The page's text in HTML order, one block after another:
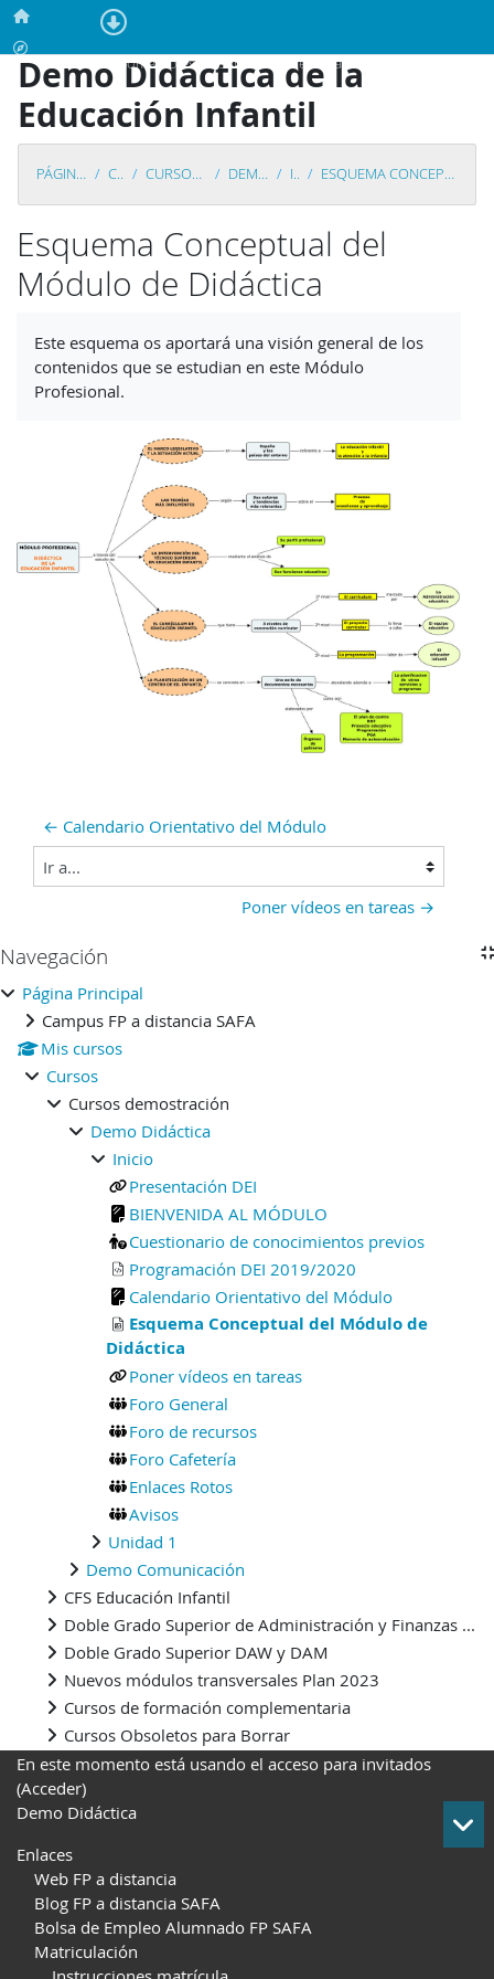
Salta al contenido principal
Página Principal
Calendario
En este momento está usando el acceso para invitados (
Demo Didáctica de la
Educación Infantil
PÁGINA PRINCIPAL CURSOS CURSOS DEMOSTRACIÓN DEMO DIDÁCTICA INICIO ESQUEMA CONCEPTUAL DEL MÓDULO DE DIDÁCTICA
Esquema Conceptual del
Módulo de Didáctica
Este esquema os aportará una visión general de los
contenidos que se estudian en este Módulo
Profesional.
← Calendario Orientativo del Módulo
Ir a...
Poner vídeos en tareas →
Bloques
Salta Navegación
Navegación
Página Principal
Campus FP a distancia SAFA
Mis cursos
Cursos
Cursos demostración
Demo Didáctica
Inicio
Presentación DEI
BIENVENIDA AL MÓDULO
Cuestionario de conocimientos previos
Programación DEI 2019/2020
Calendario Orientativo del Módulo
Esquema Conceptual del Módulo de
Didáctica
Poner vídeos en tareas
Foro General
Foro de recursos
Foro Cafetería
Enlaces Rotos
Avisos
Unidad 1
Demo Comunicación
CFS Educación Infantil
Doble Grado Superior de Administración y Finanzas ...
Doble Grado Superior DAW y DAM
Nuevos módulos transversales Plan 2023
Cursos de formación complementaria
Cursos Obsoletos para Borrar
En este momento está usando el acceso para invitados
(Acceder)
Demo Didáctica
Enlaces
Web FP a distancia
Blog FP a distancia SAFA
Bolsa de Empleo Alumnado FP SAFA
Matriculación